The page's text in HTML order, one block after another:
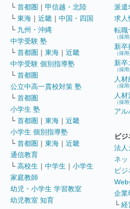
└ 首都圏 ｜ 甲信越・北陸
└ 東海 ｜ 近畿 ｜ 中国・四国
└ 九州・沖縄
中学受験 塾
└ 首都圏 ｜ 東海 ｜ 近畿
中学受験 個別指導塾
└ 首都圏
公立中高一貫校対策 塾
└ 首都圏
小学生 塾
└ 首都圏 ｜ 東海 ｜ 近畿
小学生 個別指導塾
└ 首都圏 ｜ 東海 ｜ 近畿
通信教育
└ 高校生 ｜ 中学生 ｜ 小学生
家庭教師
幼児・小学生 学習教室
幼児教室 知育
派遣
求人
転職
（採
新卒
（採
新卒
（採
人
（採
人
（採
アル
ビジ
法人
ネッ
ビ
Web
企業
└ 経